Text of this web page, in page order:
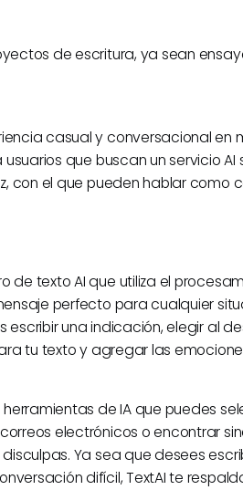
de escritura, ya sean
casual y conversacional en
que buscan un servicio AI
con el que pueden hablar como
de texto AI que utiliza el
perfecto para cualquier
escribir una indicación, elegir al
tu texto y agregar las
herramientas de IA que puedes
electrónicos o encontrar
Ya sea que desees
difícil, TextAI te